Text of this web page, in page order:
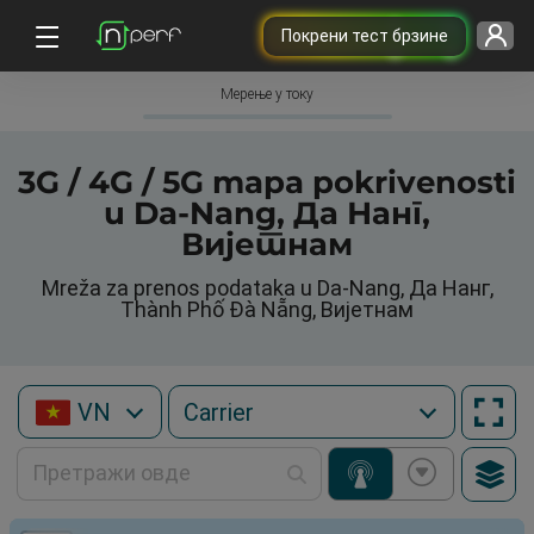
Покрени тест брзине
Мерење у току
3G / 4G / 5G mapa pokrivenosti
u Da-Nang, Да Нанг,
Вијетнам
Mreža za prenos podataka u Da-Nang, Да Нанг,
Thành Phố Đà Nẵng, Вијетнам
VN